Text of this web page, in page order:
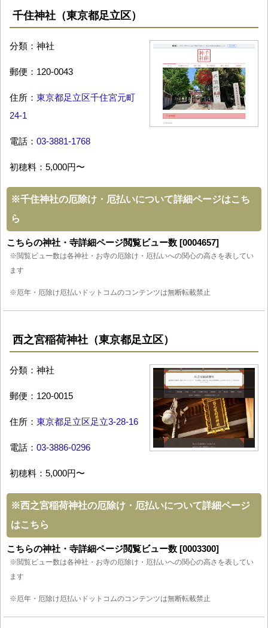
千住神社（東京都足立区）
分類：神社
郵便：120-0043
住所： 東京都足立区千住宮元町
24-1
電話： 03-3881-1768
初穂料：5,000円〜
※千住神社の厄除け・厄払いについて詳細ページはこち
ら
こちらの神社・寺詳細ページ閲覧ビュー数 [0004657]
※閲覧ビュー数は各神社・お寺の厄除け・厄払いへの関心の高さを表してい
ます
※厄年・厄除け厄払いドットコムのコンテンツは無断転載禁止
西之宮稲荷神社（東京都足立区）
分類：神社
郵便：120-0015
住所： 東京都足立区足立3-28-16
電話： 03-3886-0296
初穂料：5,000円〜
※西之宮稲荷神社の厄除け・厄払いについて詳細ページ
はこちら
こちらの神社・寺詳細ページ閲覧ビュー数 [0003300]
※閲覧ビュー数は各神社・お寺の厄除け・厄払いへの関心の高さを表してい
ます
※厄年・厄除け厄払いドットコムのコンテンツは無断転載禁止